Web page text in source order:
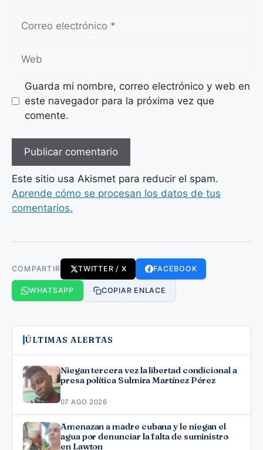
Correo
Web
Guarda mi nombre, correo electrónico y web en
este navegador para la próxima vez que
comente.
Este sitio usa Akismet para reducir el spam.
Aprende cómo se procesan los datos de tus
comentarios.
COMPARTIR TWITTER / X FACEBOOK
WHATSAPP COPIAR ENLACE
ÚLTIMAS ALERTAS
Niegan tercera vez la libertad condicional a
presa política Sulmira Martínez Pérez
07 AGO 2026
Amenazan a madre cubana y le niegan el
agua por denunciar la falta de suministro
en Lawton